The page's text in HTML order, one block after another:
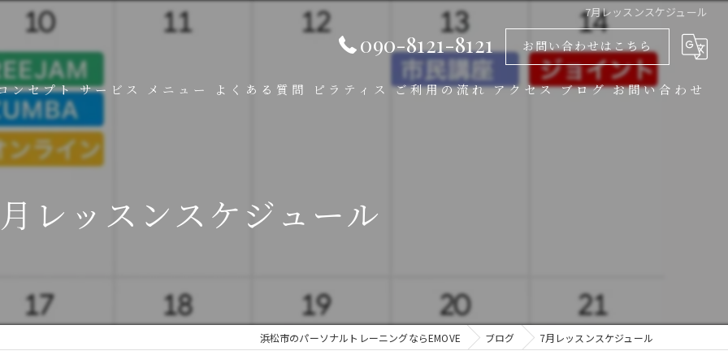
7月レッスンスケジュール
090-8121-8121 お問い合わせはこちら
ンセプト サービス メニュー よくある質問 ピラティス ご利用の流れ アクセス ブログ お問い合わせ
レッスンスケジュール
浜松市のパーソナルトレーニングならEMOVE ブログ 7月レッスンスケジュール